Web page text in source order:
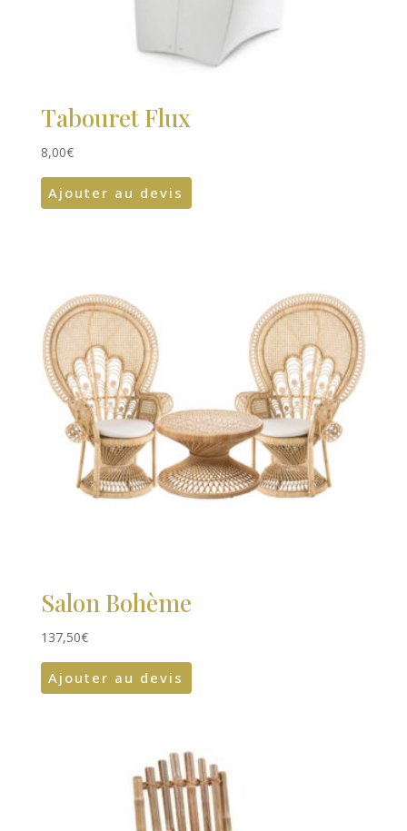
Tabouret Flux
8,00€
Ajouter au devis
Salon Bohème
137,50€
Ajouter au devis